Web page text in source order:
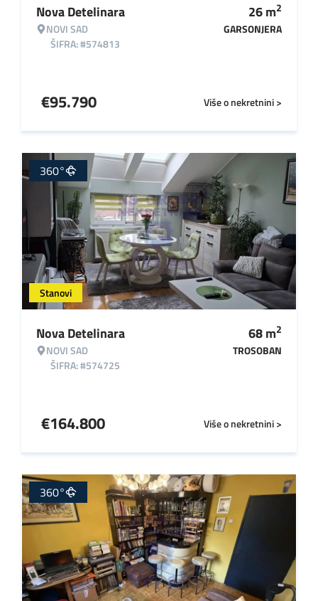
Nova Detelinara
NOVI SAD
ŠIFRA: #574813
26m2
GARSONJERA
Više o nekretnini >
€95.790
Stanovi
360°
Nova Detelinara
NOVI SAD
ŠIFRA: #574725
68m2
TROSOBAN
Više o nekretnini >
€164.800
360°